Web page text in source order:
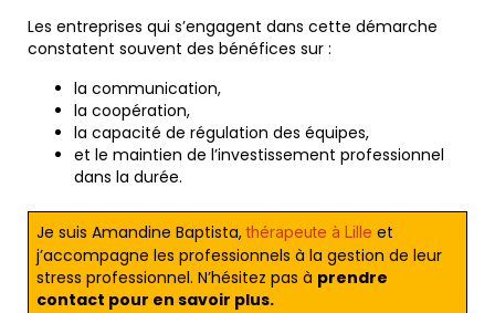
Les entreprises qui s’engagent dans cette démarche
constatent souvent des bénéfices sur :
la communication,
la coopération,
la capacité de régulation des équipes,
et le maintien de l’investissement professionnel
dans la durée.
Je suis Amandine Baptista,thérapeute à Lille et
j’accompagne les professionnels à la gestion de leur
stress professionnel. N’hésitez pas à prendre
contact pour en savoir plus.